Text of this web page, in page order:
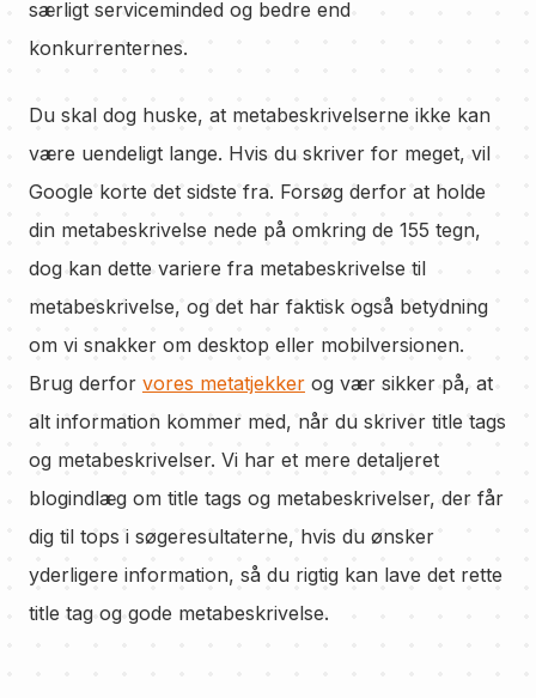
særligt serviceminded og bedre end
konkurrenternes.
Du skal dog huske, at metabeskrivelserne ikke kan
være uendeligt lange. Hvis du skriver for meget, vil
Google korte det sidste fra. Forsøg derfor at holde
din metabeskrivelse nede på omkring de 155 tegn,
dog kan dette variere fra metabeskrivelse til
metabeskrivelse, og det har faktisk også betydning
om vi snakker om desktop eller mobilversionen.
Brug derfor vores metatjekker og vær sikker på, at
alt information kommer med, når du skriver title tags
og metabeskrivelser. Vi har et mere detaljeret
blogindlæg om title tags og metabeskrivelser, der får
dig til tops i søgeresultaterne, hvis du ønsker
yderligere information, så du rigtig kan lave det rette
title tag og gode metabeskrivelse.